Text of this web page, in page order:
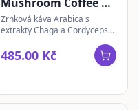
zrnková 350 g
Zrnková káva Arabica s
extrakty Chaga a Cordyceps
aktivní den.
485.00 Kč